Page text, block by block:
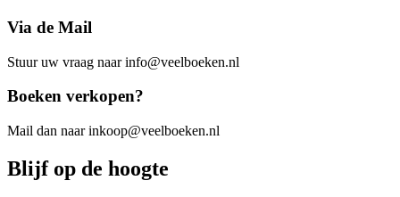
Via de Mail
Stuur uw vraag naar info@veelboeken.nl
Boeken verkopen?
Mail dan naar inkoop@veelboeken.nl
Blijf op de hoogte